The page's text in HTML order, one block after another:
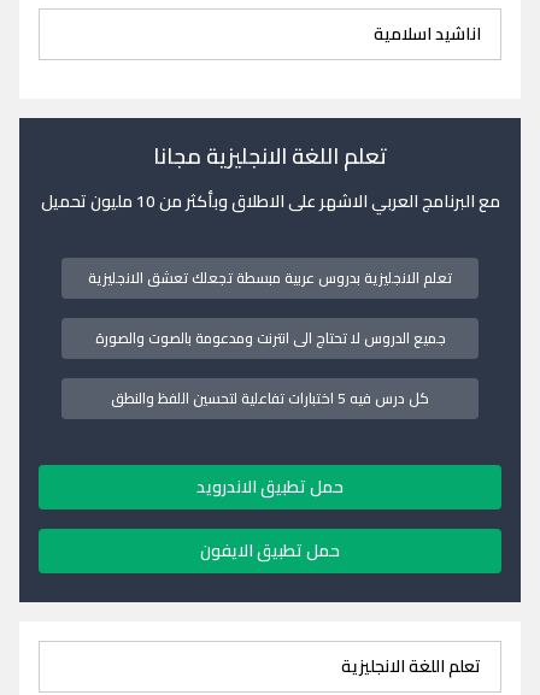
اناشيد اسلامية
تعلم اللغة الانجليزية مجانا
مع البرنامج العربي الاشهر على الاطلاق وبأكثر من 10 مليون تحميل
تعلم الانجليزية بدروس عربية مبسطة تجعلك تعشق الانجليزية
جميع الدروس لا تحتاج الى انترنت ومدعومة بالصوت والصورة
كل درس فيه 5 اختبارات تفاعلية لتحسين اللفظ والنطق
حمل تطبيق الاندرويد
حمل تطبيق الايفون
تعلم اللغة الانجليزية